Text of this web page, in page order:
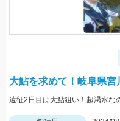
大鮎を求めて！岐阜県宮